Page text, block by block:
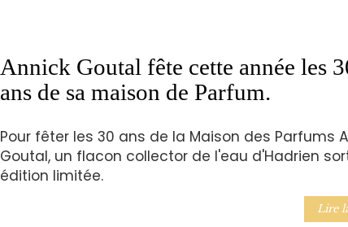
Annick Goutal fête cette année les
ans de sa maison de Parfum.
Pour fêter les 30 ans de la Maison des Parfums
Goutal, un flacon collector de l'eau d'Hadrien
édition limitée.
Lire